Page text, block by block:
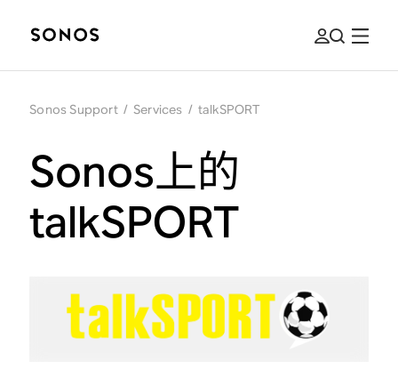
Sonos Support / Services / talkSPORT
Sonos上的
talkSPORT